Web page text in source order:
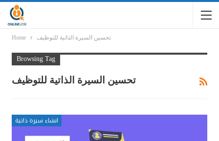
Home تحسين السيرة الذاتية للتوظيف
Browsing Tag
تحسين السيرة الذاتية للتوظيف
انشاء سيرة ذاتية